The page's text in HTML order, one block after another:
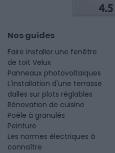
4.5
Nos guides
Faire installer une fenêtre
de toit Velux
Panneaux photovoltaïques
L'installation d'une terrasse
dalles sur plots réglables
Rénovation de cuisine
Poêle à granulés
Peinture
Les normes électriques à
connaître